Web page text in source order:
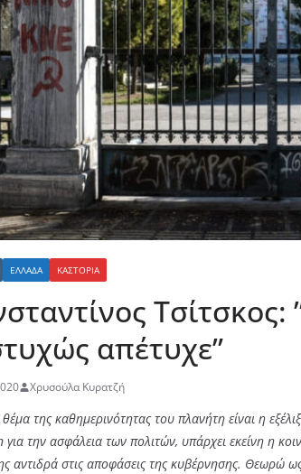
ΕΛΛΆΔΑ ΚΑΣΤΟΡΙΆ
Τσίτσκος:
απέτυχε”
Χρυσούλα Κυρατζή
της καθημερινότητας του πλανήτη είναι η
την ασφάλεια των πολιτών, υπάρχει εκείνη η
αντιδρά στις αποφάσεις της κυβέρνησης. Θεωρώ